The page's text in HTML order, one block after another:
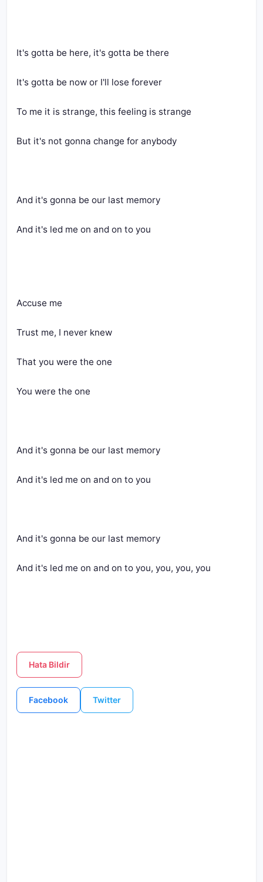
It's gotta be here, it's gotta be there
It's gotta be now or I'll lose forever
To me it is strange, this feeling is strange
But it's not gonna change for anybody
And it's gonna be our last memory
And it's led me on and on to you
Accuse me
Trust me, I never knew
That you were the one
You were the one
And it's gonna be our last memory
And it's led me on and on to you
And it's gonna be our last memory
And it's led me on and on to you, you, you, you
Hata Bildir
Facebook Twitter